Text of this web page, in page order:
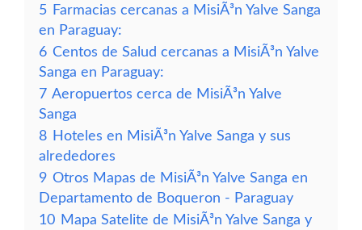
5 Farmacias cercanas a MisiÃ³n Yalve Sanga
en Paraguay:
6 Centos de Salud cercanas a MisiÃ³n Yalve
Sanga en Paraguay:
7 Aeropuertos cerca de MisiÃ³n Yalve
Sanga
8 Hoteles en MisiÃ³n Yalve Sanga y sus
alrededores
9 Otros Mapas de MisiÃ³n Yalve Sanga en
Departamento de Boqueron - Paraguay
10 Mapa Satelite de MisiÃ³n Yalve Sanga y